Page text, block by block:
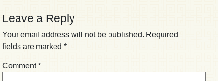
Leave a Reply
Your email address will not be published. Required
fields are marked *
Comment*